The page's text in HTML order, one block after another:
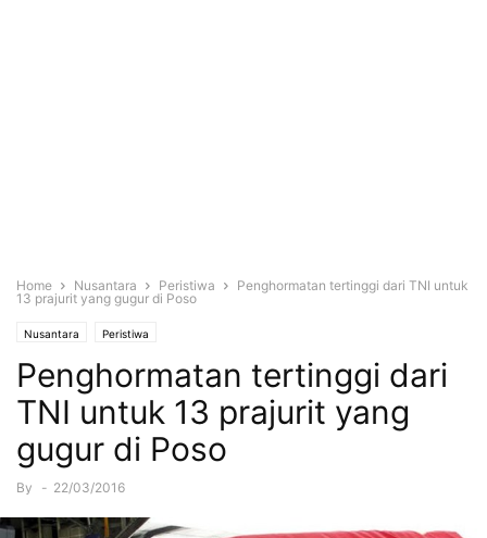
Home Nusantara Peristiwa
Penghormatan tertinggi dari TNI untuk
13 prajurit yang gugur di Poso
Nusantara Peristiwa
Penghormatan tertinggi dari
TNI untuk 13 prajurit yang
gugur di Poso
By - 22/03/2016